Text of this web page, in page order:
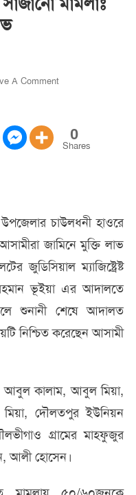
A CommentOn
বিরুদ্ধে
সাজানো
লাভ
0
Shares
উপজেলার চাউলধনী হাওরে
জামিনে মুক্তি লাভ
জুডিসিয়াল ম্যাজিষ্ট্রেষ্ট
ভূইয়া এর আদালতে
শুনানী শেষে আদালত
নিশ্চিত করেছেন আসামী
আবুল কালাম, আবুল মিয়া,
দৌলতপুর ইউনিয়ন
গ্রামের মাহফুজুর
আলী হোসেন।